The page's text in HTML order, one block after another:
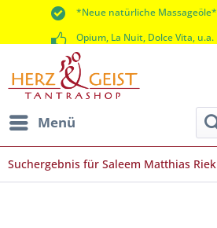
*Neue natürliche Massageöle*
Opium, La Nuit, Dolce Vita, u.a.
*60 Tage Rückgaberecht*
Menü
Suchergebnis für Saleem Matthias Riek